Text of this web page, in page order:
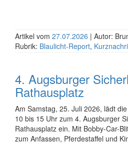
Artikel vom 27.07.2026 | Autor:
Rubrik: Blaulicht-Report,
4. Augsburger
Rathausplatz
Am Samstag, 25. Juli 2026, lädt
10 bis 15 Uhr zum 4. Augsburger
Rathaus­platz ein. Mit Bobby-Car-
zum Anfassen, Pferde­staffel und